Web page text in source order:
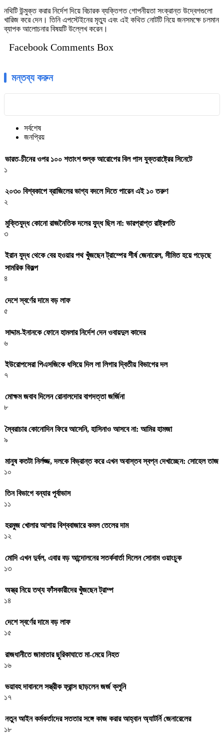
নথিটি উন্মুক্ত করার নির্দেশ দিয়ে বিচারক ব্যক্তিগত গোপনীয়তা সংক্রান্ত উদ্বেগগুলো
খারিজ করে দেন। তিনি এপস্টেইনের মৃত্যু এবং এই কথিত নোটটি নিয়ে জনসমক্ষে চলমান
ব্যাপক আলোচনার বিষয়টি উল্লেখ করেন।
Facebook Comments Box
মন্তব্য করুন
সর্বশেষ
জনপ্রিয়
ভারত-চীনের ওপর ১০০ শতাংশ শুল্ক আরোপের বিল পাস যুক্তরাষ্ট্রের সিনেটে
১
২০৩০ বিশ্বকাপে ব্রাজিলের ভাগ্য বদলে দিতে পারেন এই ১০ তরুণ
২
মুক্তিযুদ্ধ কোনো রাজনৈতিক দলের যুদ্ধ ছিল না: ভারপ্রাপ্ত রাষ্ট্রপতি
৩
ইরান যুদ্ধ থেকে বের হওয়ার পথ খুঁজছেন ট্রাম্পের শীর্ষ জেনারেল, সীমিত হয়ে পড়েছে
সামরিক বিকল্প
৪
দেশে স্বর্ণের দামে বড় লাফ
৫
সাদ্দাম-ইনানকে ফোনে হামলার নির্দেশ দেন ওবায়দুল কাদের
৬
ইউরোপসেরা পিএসজিকে ধসিয়ে দিল লা লিগার দ্বিতীয় বিভাগের দল
৭
মোক্ষম জবাব দিলেন রোনালদোর বাগদত্তা জর্জিনা
৮
স্বৈরাচার কোনোদিন ফিরে আসেনি, হাসিনাও আসবে না: আমির হামজা
৯
মানুষ কতটা নির্লজ্জ, দলকে বিভ্রান্ত করে এখন অবাস্তব স্বপ্ন দেখাচ্ছেন: সোহেল তাজ
১০
তিন বিভাগে বন্যার পূর্বাভাস
১১
হরমুজ খোলার আশায় বিশ্ববাজারে কমল তেলের দাম
১২
মোদি এখন দুর্বল, এবার বড় আন্দোলনের সতর্কবার্তা দিলেন সোনাম ওয়াংচুক
১৩
অস্ত্র নিয়ে তথ্য ফাঁসকারীদের খুঁজছেন ট্রাম্প
১৪
দেশে স্বর্ণের দামে বড় লাফ
১৫
রাজধানীতে জামাতার ছুরিকাঘাতে মা-মেয়ে নিহত
১৬
ভয়াবহ দাবানলে সস্ত্রীক ফ্রান্স ছাড়লেন জর্জ ক্লুনি
১৭
নতুন আইন কর্মকর্তাদের সততার সঙ্গে কাজ করার আহ্বান অ্যাটর্নি জেনারেলের
১৮